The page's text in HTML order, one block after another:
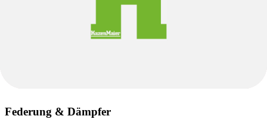
Federung & Dämpfer